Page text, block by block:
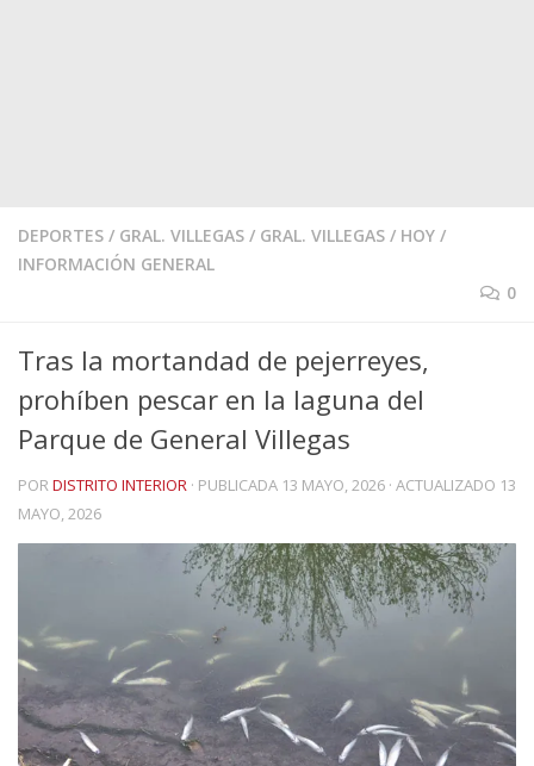
DEPORTES / GRAL. VILLEGAS / GRAL. VILLEGAS / HOY /
INFORMACIÓN GENERAL
0
Tras la mortandad de pejerreyes,
prohíben pescar en la laguna del
Parque de General Villegas
PORDISTRITO INTERIOR · PUBLICADA 13 MAYO, 2026 · ACTUALIZADO 13
MAYO, 2026